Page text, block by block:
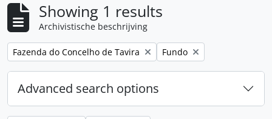
Showing 1 results
Archivistische beschrijving
Remove filter:
Fazenda do Concelho de Tavira Remove filter:
Fundo
Advanced search options